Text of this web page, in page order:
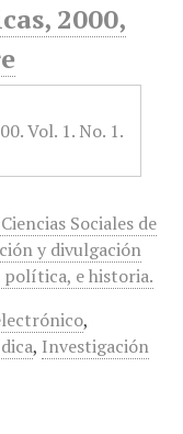
2000,
Sociales de
y divulgación
política, e historia.
,
, Investigación